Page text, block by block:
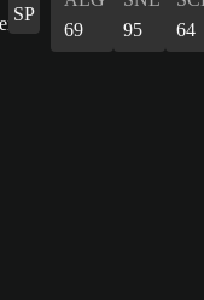
SP
69
95
64